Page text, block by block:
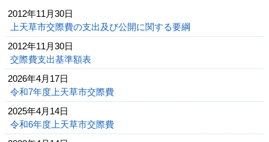
2012年11月30日
上天草市交際費の支出及び公開に関する要綱
2012年11月30日
交際費支出基準額表
2026年4月17日
令和7年度上天草市交際費
2025年4月14日
令和6年度上天草市交際費